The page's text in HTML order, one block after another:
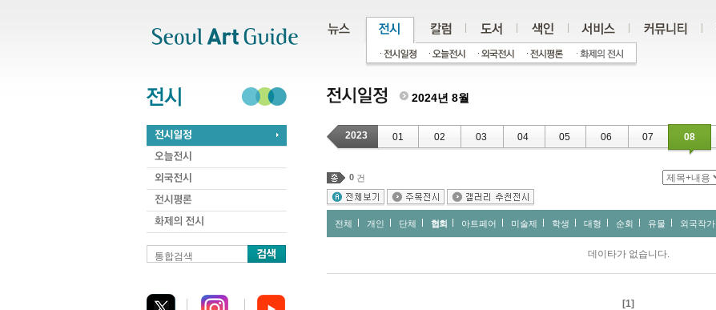
통합검색
2024년 8월
2023 01 02 03 04 05 06 07 08
0 건
전체 개인 단체 협회 아트페어 미술제 학생 대형 순회 유물 외국작가
데이타가 없습니다.
[1]